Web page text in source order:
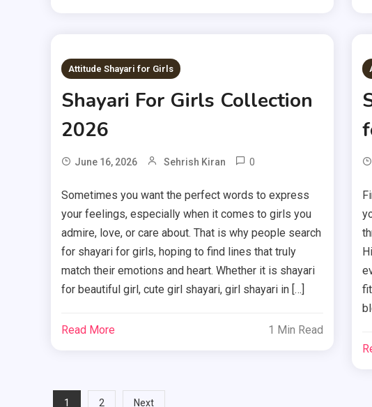
Attitude Shayari for Girls
Shayari For Girls Collection
2026
June 16, 2026 Sehrish Kiran 0
Sometimes you want the perfect words to express
your feelings, especially when it comes to girls you
admire, love, or care about. That is why people search
for shayari for girls, hoping to find lines that truly
match their emotions and heart. Whether it is shayari
for beautiful girl, cute girl shayari, girl shayari in […]
Read More 1 Min Read
1 2 Next